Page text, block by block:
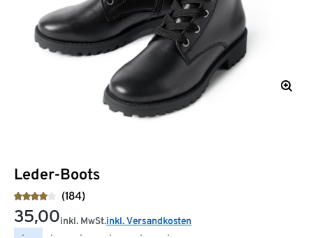
Leder-Boots
(184)
35,00inkl. MwSt.inkl. Versandkosten